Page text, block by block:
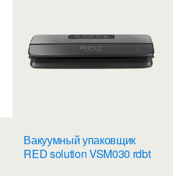
Вакуумный упаковщик
RED solution VSM030 rdbt